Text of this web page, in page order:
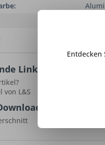
Links zu "LED
von L&S
Entdecken